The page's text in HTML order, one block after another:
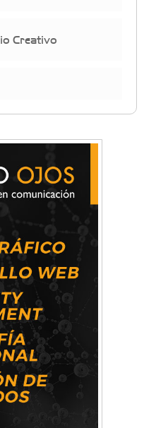
Creativo
Sánchez